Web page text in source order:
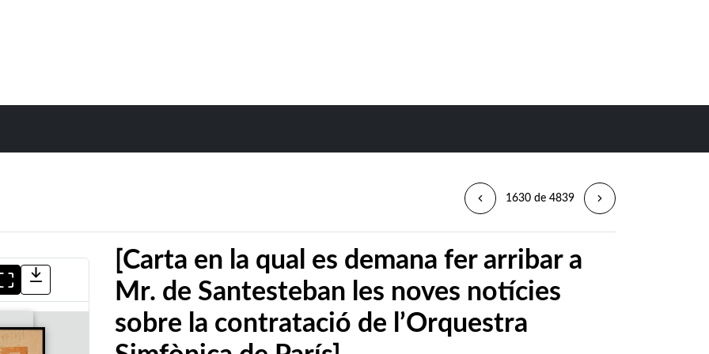
1630 de 4839
[Carta en la qual es demana fer arribar a
Mr. de Santesteban les noves notícies
sobre la contratació de l’Orquestra